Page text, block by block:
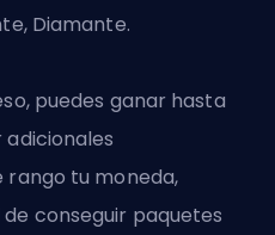
Diamante.
puedes ganar hasta
adicionales
rango tu moneda,
conseguir paquetes